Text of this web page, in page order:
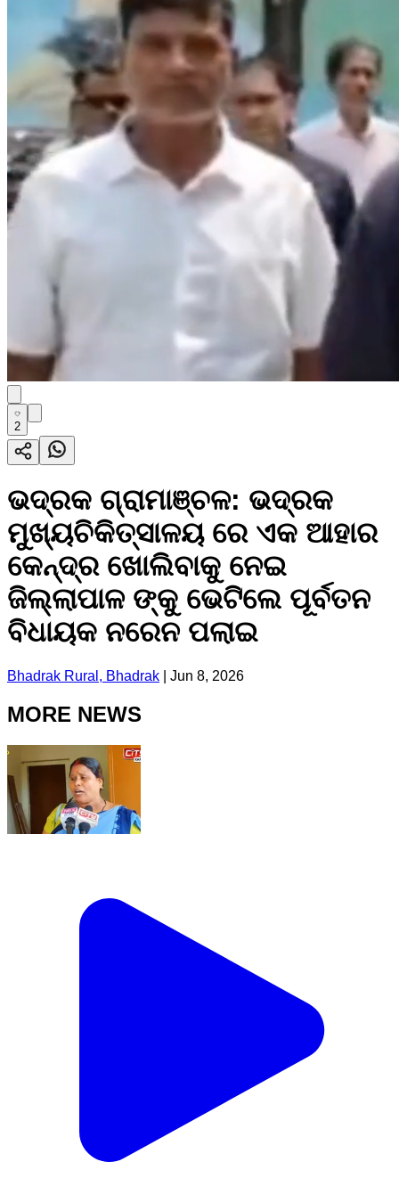
2
ଭଦ୍ରକ ଗ୍ରାମାଞ୍ଚଳ: ଭଦ୍ରକ
ମୁଖ୍ୟଚିକିତ୍ସାଳୟ ରେ ଏକ ଆହାର
କେନ୍ଦ୍ର ଖୋଲିବାକୁ ନେଇ
ଜିଲ୍ଲାପାଳ ଙ୍କୁ ଭେଟିଲେ ପୂର୍ବତନ
ବିଧାୟକ ନରେନ ପଲାଇ
Bhadrak Rural, Bhadrak Jun 8, 2026
MORE NEWS